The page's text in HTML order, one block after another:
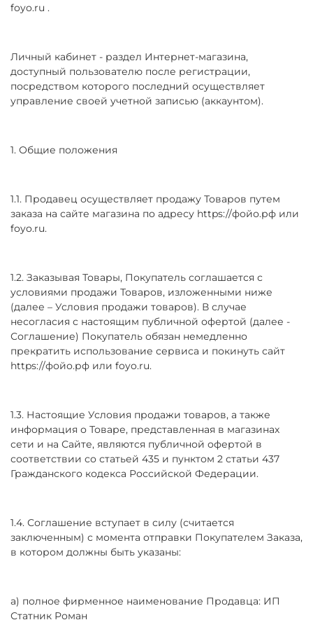
foyo.ru .
Личный кабинет - раздел Интернет-магазина,
доступный пользователю после регистрации,
посредством которого последний осуществляет
управление своей учетной записью (аккаунтом).
1. Общие положения
1.1. Продавец осуществляет продажу Товаров путем
заказа на сайте магазина по адресу https://фойо.рф или
foyo.ru.
1.2. Заказывая Товары, Покупатель соглашается с
условиями продажи Товаров, изложенными ниже
(далее – Условия продажи товаров). В случае
несогласия с настоящим публичной офертой (далее -
Соглашение) Покупатель обязан немедленно
прекратить использование сервиса и покинуть сайт
https://фойо.рф или foyo.ru.
1.3. Настоящие Условия продажи товаров, а также
информация о Товаре, представленная в магазинах
сети и на Сайте, являются публичной офертой в
соответствии со статьей 435 и пунктом 2 статьи 437
Гражданского кодекса Российской Федерации.
1.4. Соглашение вступает в силу (считается
заключенным) с момента отправки Покупателем Заказа,
в котором должны быть указаны:
а) полное фирменное наименование Продавца: ИП
Статник Роман